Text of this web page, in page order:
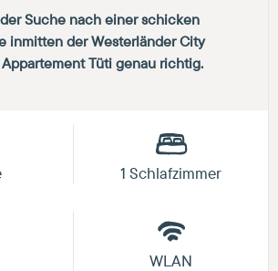
Suche nach einer schicken
inmitten der Westerländer City
Tüti genau richtig.
1 Schlafzimmer
WLAN